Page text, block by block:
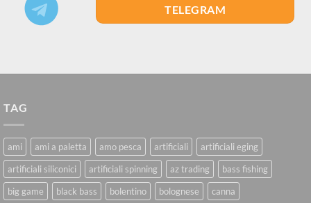
TELEGRAM
TAG
ami ami a paletta amo pesca artificiali
artificiali eging
artificiali siliconici
artificiali spinning az trading
bass fishing
big game
black bass bolentino bolognese canna